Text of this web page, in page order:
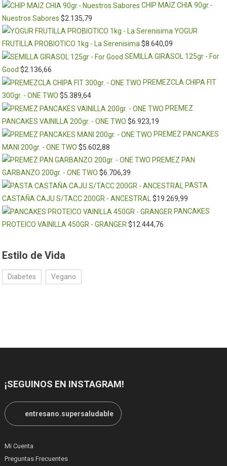
CHIP MAIZ CHIA 90gr.-
Nuestros Sabores $2.135,79
YOGUR
FRUTILLA PROBIOTICO 1kg - La Serenisima $8.640,09
SEMILLA GIRASOL 125gr - For
Good $2.136,66
PREMEZCLA CHIPA FIT
300gr. - ONE TWO $5.389,64
PREMEZ
PANCAKES VAINILLA 200gr. - ONE TWO $6.923,19
PREMEZ PANCAKES
MANI 200gr. - ONE TWO $5.602,88
PREMEZ PAN
GARBANZO 200gr. - ONE TWO $6.706,39
PASTA
CASTAÑA CAJU S/TACC 200GR - ANCESTRAL $19.269,99
PANCAKES
PROTEICO VAINILLA 450GR - GRANGER $12.444,76
Estilo de Vida
Diabetes Vegano
¡SEGUINOS EN INSTAGRAM!
entresano.supersaludable
Mi Cuenta
Preguntas Frecuentes